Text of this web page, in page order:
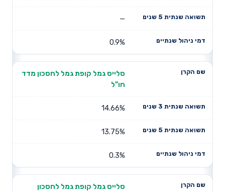
—
0.9%
סלייס גמל קופת גמל לחסכון מדד
חו"ל
14.66%
13.75%
0.3%
סלייס גמל קופת גמל לחסכון